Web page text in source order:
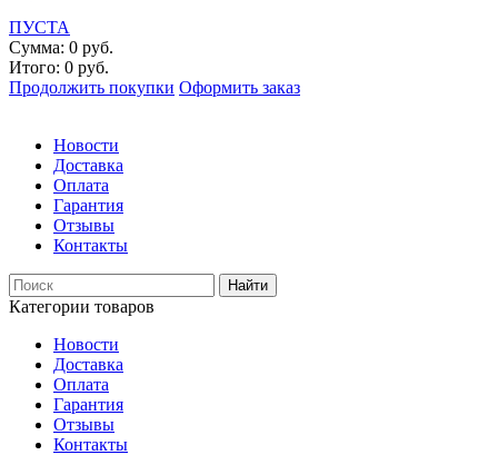
ПУСТА
Сумма: 0 руб.
Итого: 0 руб.
Продолжить покупки Оформить заказ
Новости
Доставка
Оплата
Гарантия
Отзывы
Контакты
Категории товаров
Новости
Доставка
Оплата
Гарантия
Отзывы
Контакты